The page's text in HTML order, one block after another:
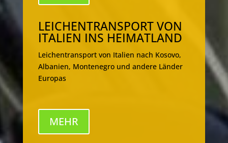
LEICHENTRANSPORT VON
ITALIEN INS HEIMATLAND
Leichentransport von Italien nach Kosovo,
Albanien, Montenegro und andere Länder
Europas
MEHR